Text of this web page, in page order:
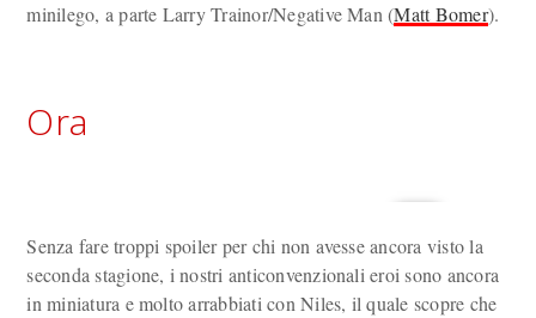
minilego, a parte Larry Trainor/Negative Man (Matt Bomer).
Ora
Senza fare troppi spoiler per chi non avesse ancora visto la
seconda stagione, i nostri anticonvenzionali eroi sono ancora
in miniatura e molto arrabbiati con Niles, il quale scopre che